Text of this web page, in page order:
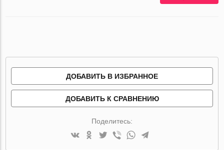
ДОБАВИТЬ В ИЗБРАННОЕ
ДОБАВИТЬ К СРАВНЕНИЮ
Поделитесь: